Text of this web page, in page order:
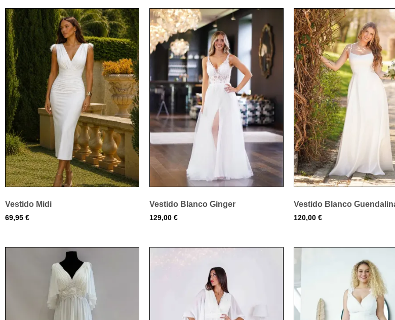
Vestido Midi
69,95 €
Vestido Blanco Ginger
129,00 €
Vestido Blanco
120,00 €